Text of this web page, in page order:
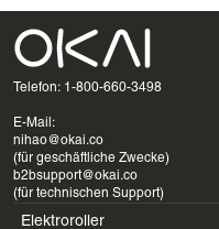
Telefon: 1-800-660-3498
E-Mail:
nihao@okai.co
(für geschäftliche Zwecke)
b2bsupport@okai.co
(für technischen Support)
Elektroroller